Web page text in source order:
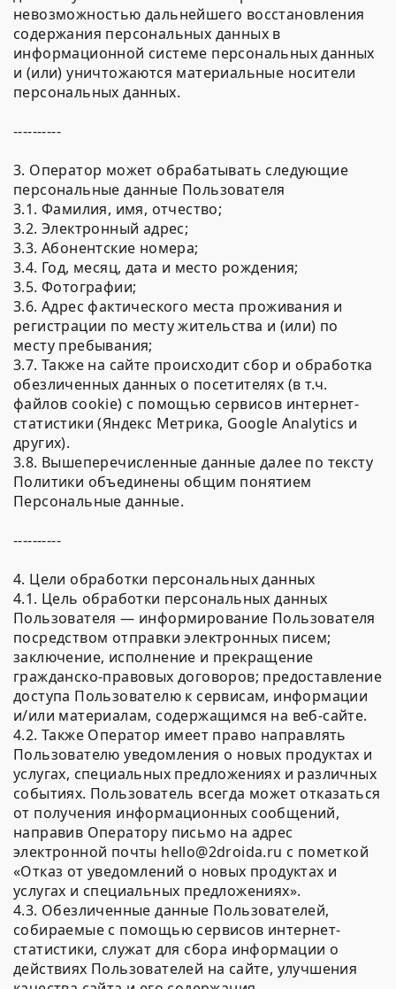
невозможностью дальнейшего восстановления
содержания персональных данных в
информационной системе персональных данных
и (или) уничтожаются материальные носители
персональных данных.
----------
3. Оператор может обрабатывать следующие
персональные данные Пользователя
3.1. Фамилия, имя, отчество;
3.2. Электронный адрес;
3.3. Абонентские номера;
3.4. Год, месяц, дата и место рождения;
3.5. Фотографии;
3.6. Адрес фактического места проживания и
регистрации по месту жительства и (или) по
месту пребывания;
3.7. Также на сайте происходит сбор и обработка
обезличенных данных о посетителях (в т.ч.
файлов cookie) с помощью сервисов интернет-
статистики (Яндекс Метрика, Google Analytics и
других).
3.8. Вышеперечисленные данные далее по тексту
Политики объединены общим понятием
Персональные данные.
----------
4. Цели обработки персональных данных
4.1. Цель обработки персональных данных
Пользователя — информирование Пользователя
посредством отправки электронных писем;
заключение, исполнение и прекращение
гражданско-правовых договоров; предоставление
доступа Пользователю к сервисам, информации
и/или материалам, содержащимся на веб-сайте.
4.2. Также Оператор имеет право направлять
Пользователю уведомления о новых продуктах и
услугах, специальных предложениях и различных
событиях. Пользователь всегда может отказаться
от получения информационных сообщений,
направив Оператору письмо на адрес
электронной почты hello@2droida.ru с пометкой
«Отказ от уведомлений о новых продуктах и
услугах и специальных предложениях».
4.3. Обезличенные данные Пользователей,
собираемые с помощью сервисов интернет-
статистики, служат для сбора информации о
действиях Пользователей на сайте, улучшения